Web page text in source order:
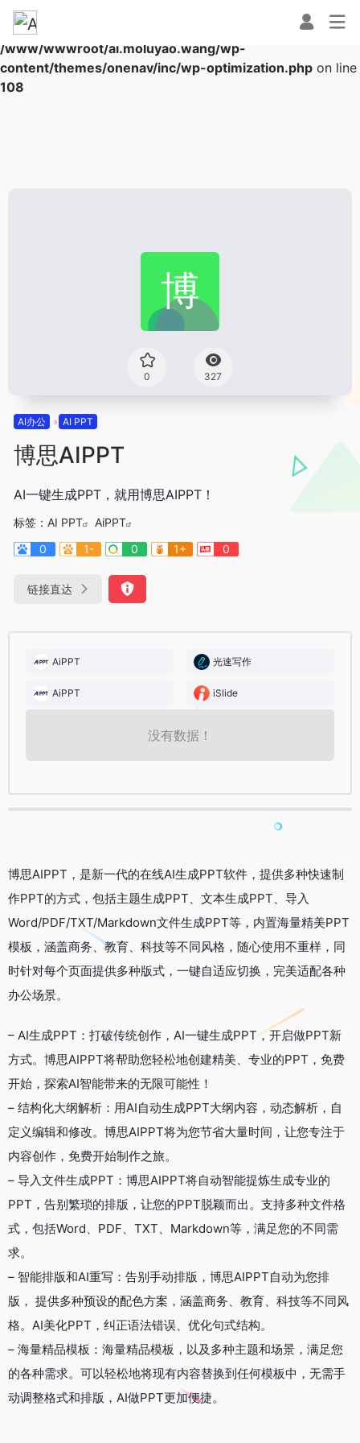
Warning
/www/wwwroot/ai.moluyao.wang/wp-
content/themes/onenav/inc/wp-optimization.php on line
108
0 327
AI办公 AI PPT
博思AIPPT
AI一键生成PPT，就用博思AIPPT！
标签： AI PPT
AiPPT
0
1- 0 1+ 0
链接直达
AiPPT 光速写作
AiPPT iSlide
没有数据！
博思AIPPT，是新一代的在线AI生成PPT软件，提供多种快速制
作PPT的方式，包括主题生成PPT、文本生成PPT、导入
Word/PDF/TXT/Markdown文件生成PPT等，内置海量精美PPT
模板，涵盖商务、教育、科技等不同风格，随心使用不重样，同
时针对每个页面提供多种版式，一键自适应切换，完美适配各种
办公场景。
– AI生成PPT：打破传统创作，AI一键生成PPT，开启做PPT新
方式。博思AIPPT将帮助您轻松地创建精美、专业的PPT，免费
开始，探索AI智能带来的无限可能性！
– 结构化大纲解析：用AI自动生成PPT大纲内容，动态解析，自
定义编辑和修改。博思AIPPT将为您节省大量时间，让您专注于
内容创作，免费开始制作之旅。
– 导入文件生成PPT：博思AIPPT将自动智能提炼生成专业的
PPT，告别繁琐的排版，让您的PPT脱颖而出。支持多种文件格
式，包括Word、PDF、TXT、Markdown等，满足您的不同需
求。
– 智能排版和AI重写：告别手动排版，博思AIPPT自动为您排
版， 提供多种预设的配色方案，涵盖商务、教育、科技等不同风
格。AI美化PPT，纠正语法错误、优化句式结构。
– 海量精品模板：海量精品模板，以及多种主题和场景，满足您
的各种需求。可以轻松地将现有内容替换到任何模板中，无需手
动调整格式和排版，AI做PPT更加便捷。